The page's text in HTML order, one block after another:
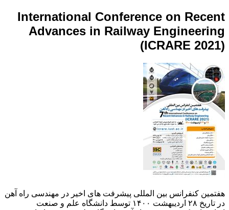
International Conference on Recent
Advances in Railway Engineering
(ICRARE 2021)
هفتمین کنفرانس بین المللی پیشرفت های اخیر در مهندسی راه آهن
در تاریخ ۲۸ اردیبهشت ۱۴۰۰ توسط دانشگاه علم و صنعت